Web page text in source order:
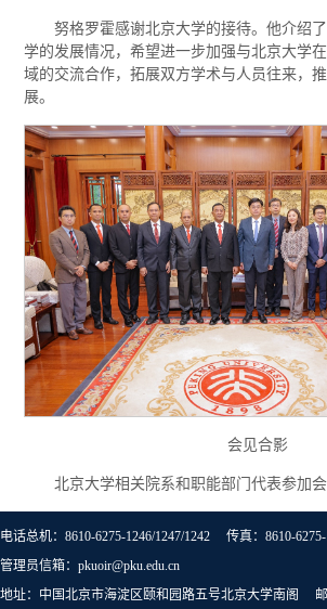
努格罗霍感谢北京大学的接待。他介绍
学的发展情况，希望进一步加强与北京大学
域的交流合作，拓展双方学术与人员往来，
展。
会见合影
北京大学相关院系和职能部门代表参加会
电话总机：8610-6275-1246/1247/1242 传真：8610-6275-
管理员信箱：pkuoir@pku.edu.cn
地址：中国北京市海淀区颐和园路五号北京大学南阁 邮